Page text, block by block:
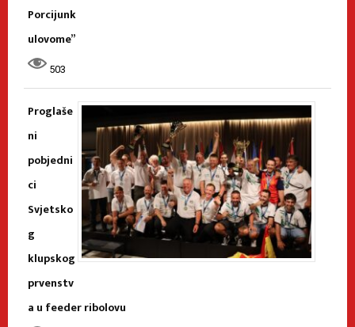
Porcijunk
ulovome”
503
Proglaše
ni
pobjedni
ci
Svjetsko
g
klupskog
prvenstv
a u feeder ribolovu